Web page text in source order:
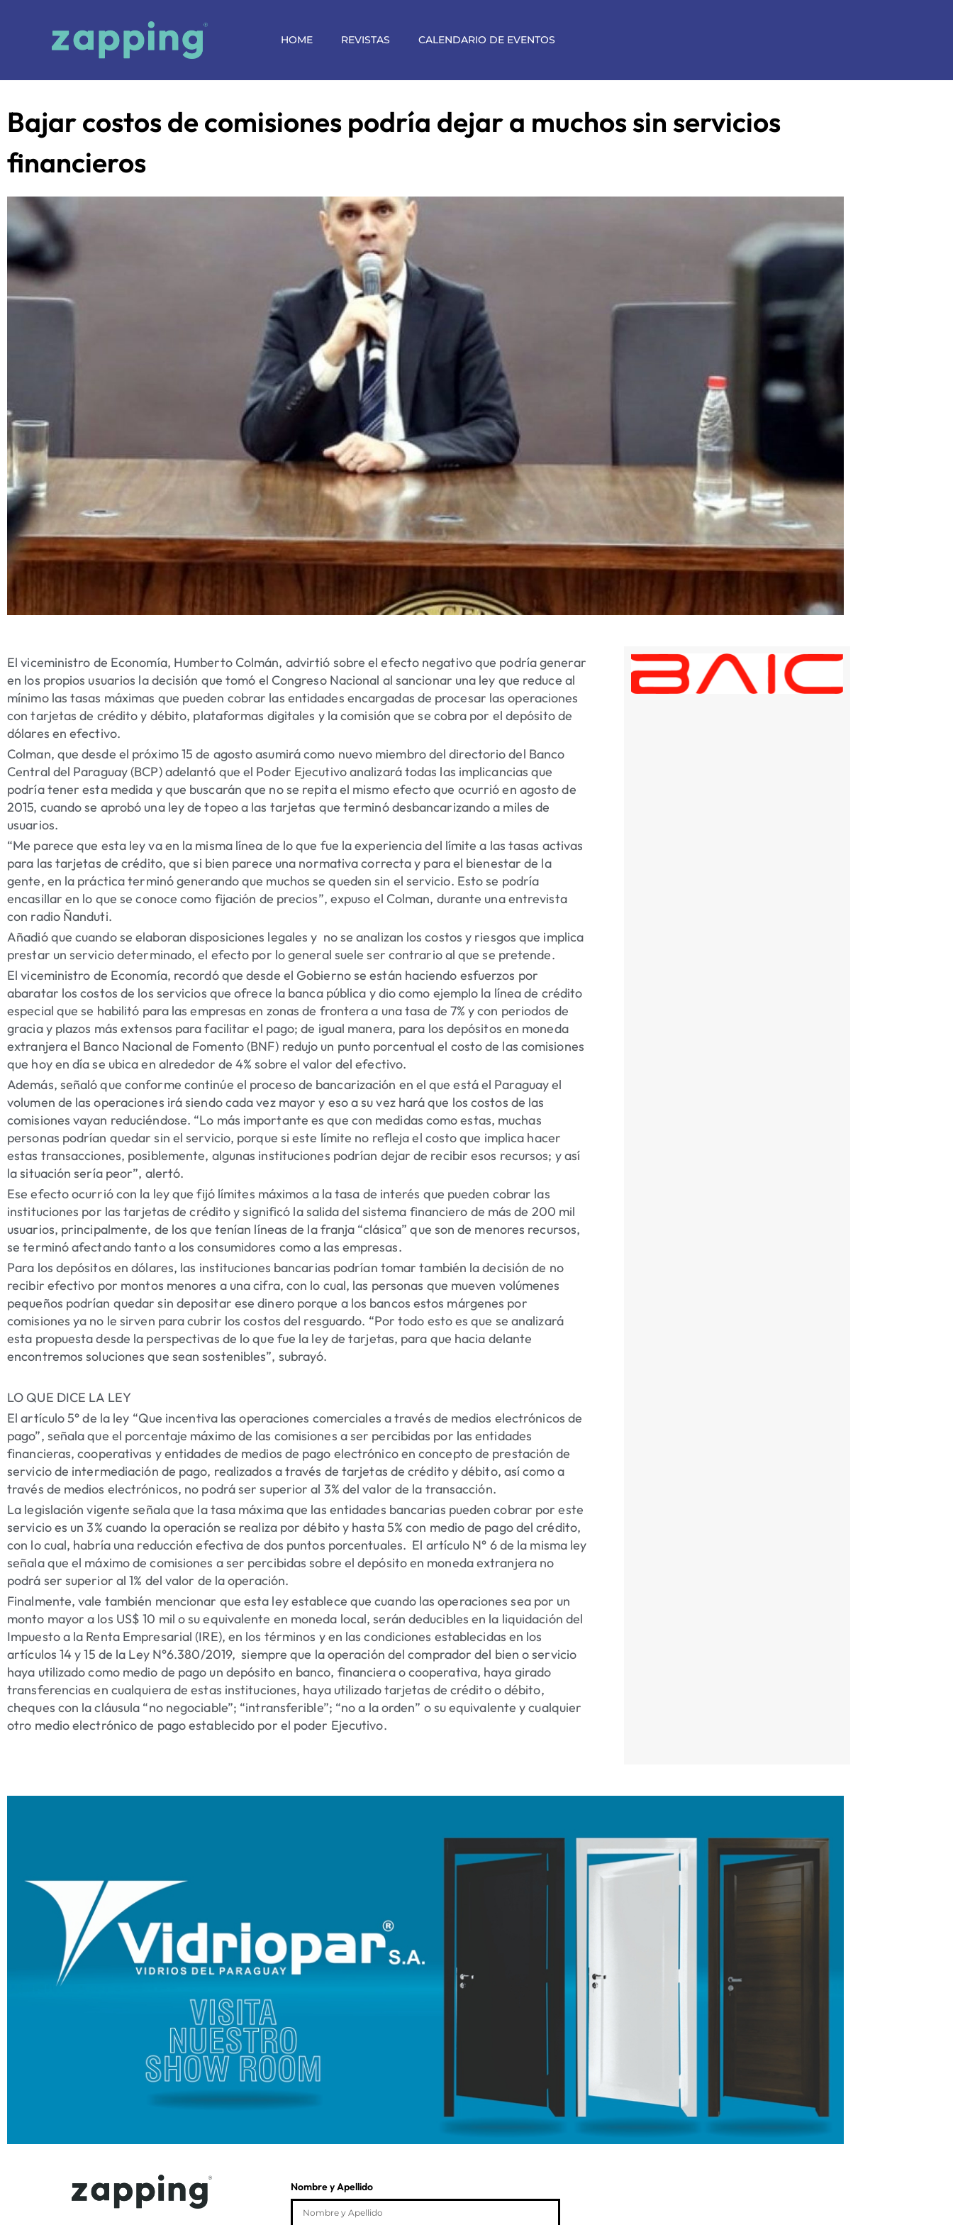
HOME REVISTAS CALENDARIO DE EVENTOS
Bajar costos de comisiones podría dejar a muchos sin servicios
financieros
El viceministro de Economía, Humberto Colmán, advirtió sobre el efecto negativo que podría generar
en los propios usuarios la decisión que tomó el Congreso Nacional al sancionar una ley que reduce al
mínimo las tasas máximas que pueden cobrar las entidades encargadas de procesar las operaciones
con tarjetas de crédito y débito, plataformas digitales y la comisión que se cobra por el depósito de
dólares en efectivo.
Colman, que desde el próximo 15 de agosto asumirá como nuevo miembro del directorio del Banco
Central del Paraguay (BCP) adelantó que el Poder Ejecutivo analizará todas las implicancias que
podría tener esta medida y que buscarán que no se repita el mismo efecto que ocurrió en agosto de
2015, cuando se aprobó una ley de topeo a las tarjetas que terminó desbancarizando a miles de
usuarios.
“Me parece que esta ley va en la misma línea de lo que fue la experiencia del límite a las tasas activas
para las tarjetas de crédito, que si bien parece una normativa correcta y para el bienestar de la
gente, en la práctica terminó generando que muchos se queden sin el servicio. Esto se podría
encasillar en lo que se conoce como fijación de precios”, expuso el Colman, durante una entrevista
con radio Ñanduti.
Añadió que cuando se elaboran disposiciones legales y no se analizan los costos y riesgos que implica
prestar un servicio determinado, el efecto por lo general suele ser contrario al que se pretende.
El viceministro de Economía, recordó que desde el Gobierno se están haciendo esfuerzos por
abaratar los costos de los servicios que ofrece la banca pública y dio como ejemplo la línea de crédito
especial que se habilitó para las empresas en zonas de frontera a una tasa de 7% y con periodos de
gracia y plazos más extensos para facilitar el pago; de igual manera, para los depósitos en moneda
extranjera el Banco Nacional de Fomento (BNF) redujo un punto porcentual el costo de las comisiones
que hoy en día se ubica en alrededor de 4% sobre el valor del efectivo.
Además, señaló que conforme continúe el proceso de bancarización en el que está el Paraguay el
volumen de las operaciones irá siendo cada vez mayor y eso a su vez hará que los costos de las
comisiones vayan reduciéndose. “Lo más importante es que con medidas como estas, muchas
personas podrían quedar sin el servicio, porque si este límite no refleja el costo que implica hacer
estas transacciones, posiblemente, algunas instituciones podrían dejar de recibir esos recursos; y así
la situación sería peor”, alertó.
Ese efecto ocurrió con la ley que fijó límites máximos a la tasa de interés que pueden cobrar las
instituciones por las tarjetas de crédito y significó la salida del sistema financiero de más de 200 mil
usuarios, principalmente, de los que tenían líneas de la franja “clásica” que son de menores recursos,
se terminó afectando tanto a los consumidores como a las empresas.
Para los depósitos en dólares, las instituciones bancarias podrían tomar también la decisión de no
recibir efectivo por montos menores a una cifra, con lo cual, las personas que mueven volúmenes
pequeños podrían quedar sin depositar ese dinero porque a los bancos estos márgenes por
comisiones ya no le sirven para cubrir los costos del resguardo. “Por todo esto es que se analizará
esta propuesta desde la perspectivas de lo que fue la ley de tarjetas, para que hacia delante
encontremos soluciones que sean sostenibles”, subrayó.
LO QUE DICE LA LEY
El artículo 5° de la ley “Que incentiva las operaciones comerciales a través de medios electrónicos de
pago”, señala que el porcentaje máximo de las comisiones a ser percibidas por las entidades
financieras, cooperativas y entidades de medios de pago electrónico en concepto de prestación de
servicio de intermediación de pago, realizados a través de tarjetas de crédito y débito, así como a
través de medios electrónicos, no podrá ser superior al 3% del valor de la transacción.
La legislación vigente señala que la tasa máxima que las entidades bancarias pueden cobrar por este
servicio es un 3% cuando la operación se realiza por débito y hasta 5% con medio de pago del crédito,
con lo cual, habría una reducción efectiva de dos puntos porcentuales. El artículo N° 6 de la misma ley
señala que el máximo de comisiones a ser percibidas sobre el depósito en moneda extranjera no
podrá ser superior al 1% del valor de la operación.
Finalmente, vale también mencionar que esta ley establece que cuando las operaciones sea por un
monto mayor a los US$ 10 mil o su equivalente en moneda local, serán deducibles en la liquidación del
Impuesto a la Renta Empresarial (IRE), en los términos y en las condiciones establecidas en los
artículos 14 y 15 de la Ley N°6.380/2019, siempre que la operación del comprador del bien o servicio
haya utilizado como medio de pago un depósito en banco, financiera o cooperativa, haya girado
transferencias en cualquiera de estas instituciones, haya utilizado tarjetas de crédito o débito,
cheques con la cláusula “no negociable”; “intransferible”; “no a la orden” o su equivalente y cualquier
otro medio electrónico de pago establecido por el poder Ejecutivo.
Nombre y Apellido